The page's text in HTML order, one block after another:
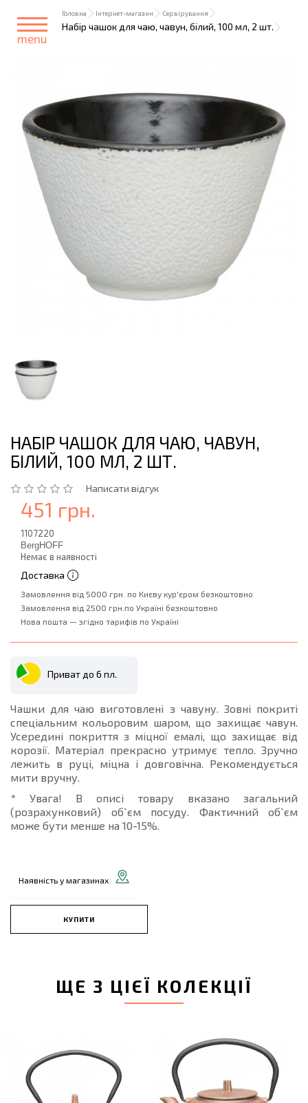
menu
Головна Інтернет-магазин Сервірування
Набір чашок для чаю, чавун, білий, 100 мл, 2 шт.
НАБІР ЧАШОК ДЛЯ ЧАЮ, ЧАВУН,
БІЛИЙ, 100 МЛ, 2 ШТ.
Написати відгук
451 грн.
1107220
BergHOFF
Немає в наявності
Доставка
Замовлення від 5000 грн. по Києву кур'єром безкоштовно
Замовлення від 2500 грн.по Україні безкоштовно
Нова пошта — згідно тарифів по Україні
Приват до 6 пл.
Чашки для чаю виготовлені з чавуну. Зовні покриті
спеціальним кольоровим шаром, що захищає чавун.
Усередині покриття з міцної емалі, що захищає від
корозії. Матеріал прекрасно утримує тепло. Зручно
лежить в руці, міцна і довговічна. Рекомендується
мити вручну.
* Увага! В описі товару вказано загальний
(розрахунковий) об`єм посуду. Фактичний об`єм
може бути менше на 10-15%.
Наявність у магазинах
КУПИТИ
ЩЕ З ЦІЄЇ КОЛЕКЦІЇ